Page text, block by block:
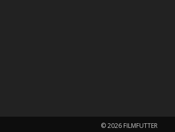
© 2026 FILMFUTTER